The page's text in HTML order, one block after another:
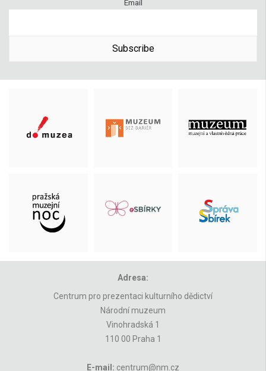
Email
Subscribe
Adresa:
Centrum pro prezentaci kulturního dědictví
Národní muzeum
Vinohradská 1
110 00 Praha 1
E-mail: centrum@nm.cz